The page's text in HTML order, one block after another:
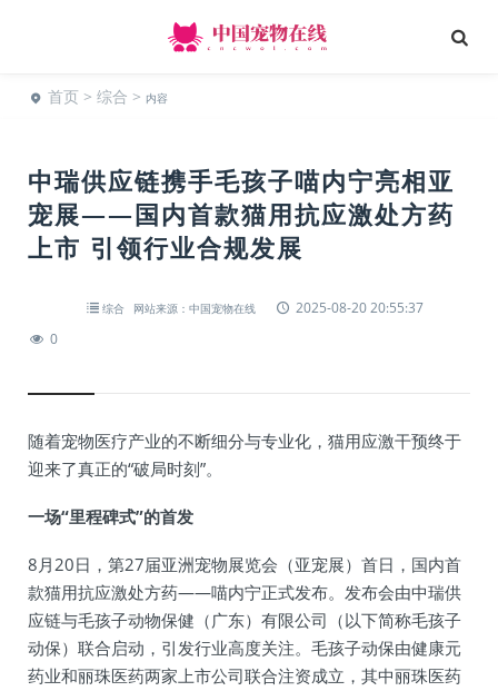
首页 > 综合 > 内容
中瑞供应链携手毛孩子喵内宁亮相亚
宠展——国内首款猫用抗应激处方药
上市 引领行业合规发展
综合 网站来源：中国宠物在线
2025-08-20 20:55:37
0
随着宠物医疗产业的不断细分与专业化，猫用应激干预终于
迎来了真正的“破局时刻”。
一场“里程碑式”的首发
8月20日，第27届亚洲宠物展览会（亚宠展）首日，国内首
款猫用抗应激处方药——喵内宁正式发布。发布会由中瑞供
应链与毛孩子动物保健（广东）有限公司（以下简称毛孩子
动保）联合启动，引发行业高度关注。毛孩子动保由健康元
药业和丽珠医药两家上市公司联合注资成立，其中丽珠医药